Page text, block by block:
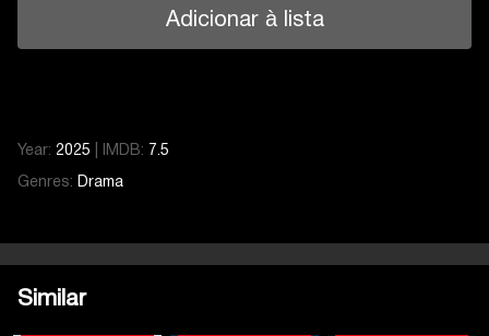
Adicionar à lista
Year: 2025 IMDB: 7.5
Genres: Drama
Similar